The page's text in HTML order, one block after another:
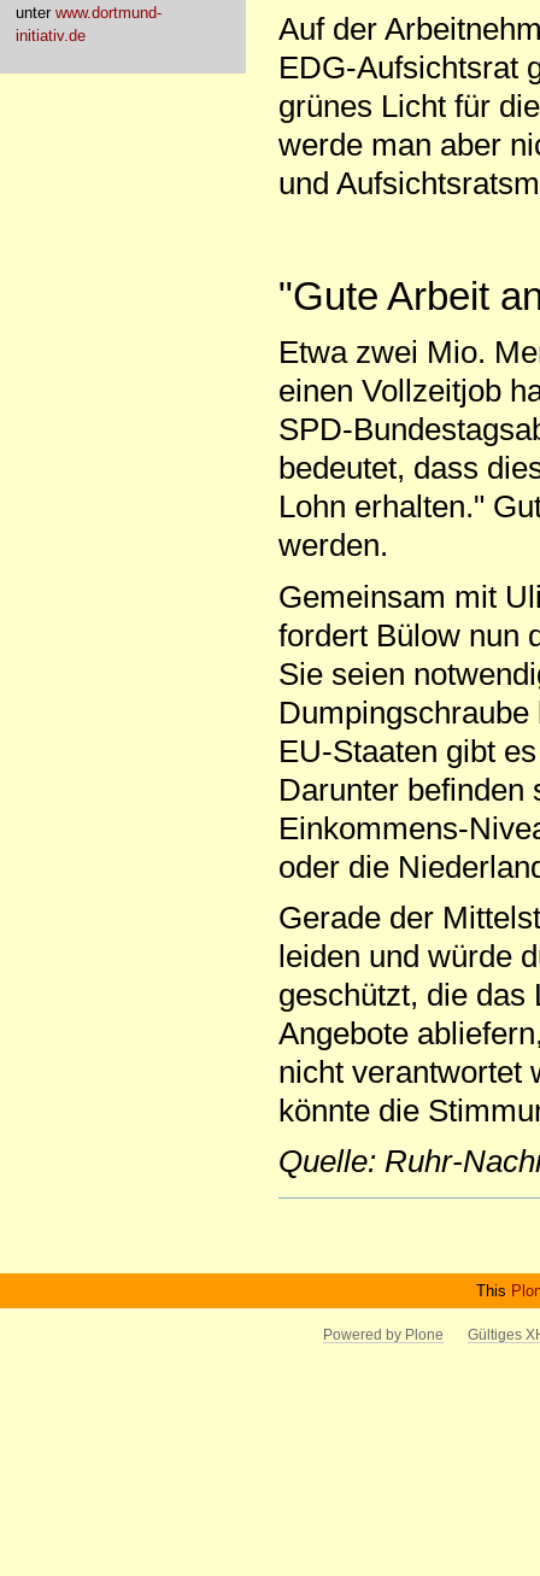
unter www.dortmund-
initiativ.de
Auf der
EDG-Aufsichtsrat
grünes Licht für
werde man aber
und
"Gute Arbeit
Etwa zwei Mio.
einen Vollzeitjob
SPD-
bedeutet, dass
Lohn erhalten."
werden.
Gemeinsam mit
fordert Bülow nun
Sie seien
EU-Staaten gibt
Darunter befinden
Einkommens-
oder die
Gerade der
leiden und würde
geschützt, die das
Angebote
nicht verantwortet
könnte die
Quelle: Ruhr-
This
Powered by Plone Gültiges